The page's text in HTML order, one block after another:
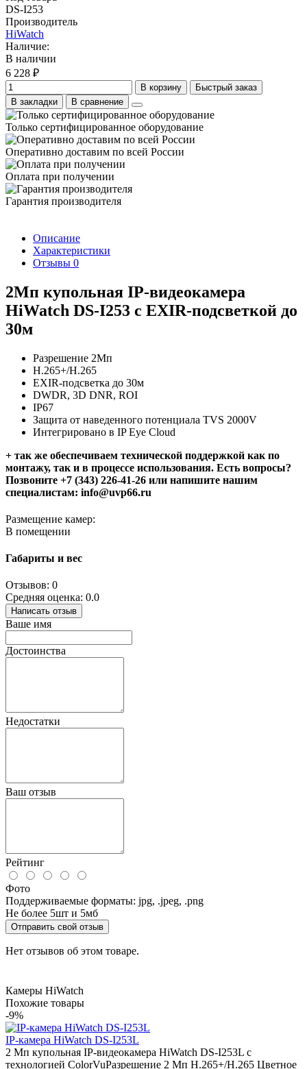
DS-I253
Производитель
HiWatch
Наличие:
В наличии
6 228 ₽
В корзину
Быстрый заказ
В закладки
В сравнение
Только сертифицированное оборудование
Оперативно доставим по всей России
Оплата при получении
Гарантия производителя
Описание
Характеристики
Отзывы 0
2Мп купольная IP-видеокамера
HiWatch DS-I253 с EXIR-подсветкой до
30м
Разрешение 2Мп
H.265+/H.265
EXIR-подсветка до 30м
DWDR, 3D DNR, ROI
IP67
Защита от наведенного потенциала TVS 2000V
Интегрировано в IP Eye Cloud
+ так же обеспечиваем технической поддержкой как по
монтажу, так и в процессе использования. Есть вопросы?
Позвоните +7 (343) 226-41-26 или напишите нашим
специалистам: info@uvp66.ru
Размещение камер:
В помещении
Габариты и вес
Отзывов: 0
Средняя оценка: 0.0
Написать отзыв
Ваше имя
Достоинства
Недостатки
Ваш отзыв
Рейтинг
Фото
Поддерживаемые форматы: jpg, .jpeg, .png
Не более 5шт и 5мб
Отправить свой отзыв
Нет отзывов об этом товаре.
Камеры HiWatch
Похожие товары
-9%
IP-камера HiWatch DS-I253L
2 Мп купольная IP-видеокамера HiWatch DS-I253L с
технологией ColorVuРазрешение 2 Мп H.265+/H.265 Цветное